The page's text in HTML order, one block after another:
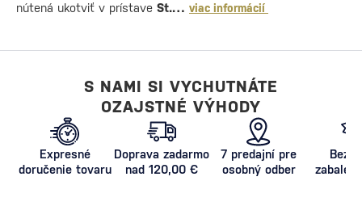
nútená ukotviť v prístave St.… viac informácií
S NAMI SI VYCHUTNÁTE
OZAJSTNÉ VÝHODY
Expresné
doručenie tovaru
Doprava zadarmo
nad 120,00 €
7 predajní pre
osobný odber